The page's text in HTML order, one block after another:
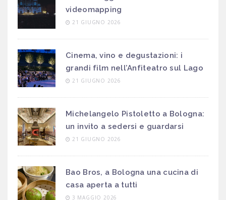
videomapping
21 GIUGNO 2026
Cinema, vino e degustazioni: i
grandi film nell’Anfiteatro sul Lago
21 GIUGNO 2026
Michelangelo Pistoletto a Bologna:
un invito a sedersi e guardarsi
21 GIUGNO 2026
Bao Bros, a Bologna una cucina di
casa aperta a tutti
3 MAGGIO 2026